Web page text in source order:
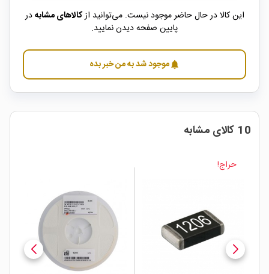
این کالا در حال حاضر موجود نیست. می‌توانید ازکالاهای مشابهدر
پایین صفحه دیدن نمایید.
notificationsموجود شد به من خبر بده
10 کالای مشابه
حراج!